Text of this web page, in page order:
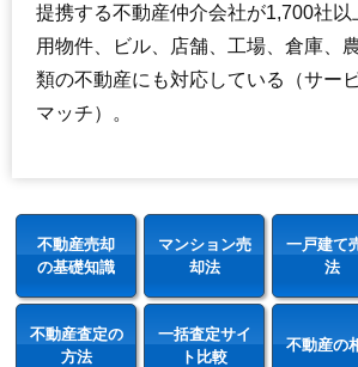
提携する不動産仲介会社が1,700社以
用物件、ビル、店舗、工場、倉庫、
類の不動産にも対応している（サー
マッチ）。
不動産売却
の基礎知識
マンション売
却法
一戸建て
法
不動産査定の
方法
一括査定サイ
ト比較
不動産の